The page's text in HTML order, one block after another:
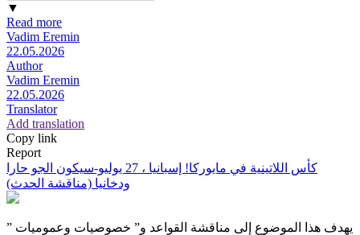
▼
Read more
Vadim Eremin
22.05.2026
Author
Vadim Eremin
22.05.2026
Translator
Add translation
Copy link
Report
كأس اللاتينية في مايوركا! إسبانيا ، 27 يوليو-سيكون الجو حارا
ودخانيا (مناقشة الحدث)
يهدف هذا الموضوع إلى مناقشة القواعد و” خصوصيات وعموميات ”